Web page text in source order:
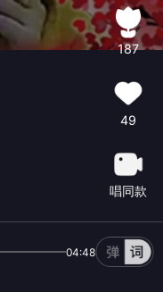
187
49
唱同款
04:48